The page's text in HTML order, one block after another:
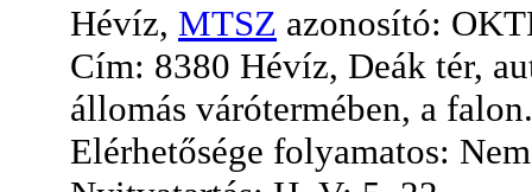
Hévíz, MTSZ azonosító:
Cím: 8380 Hévíz, Deák tér,
állomás várótermében, a falon.
Elérhetősége folyamatos: